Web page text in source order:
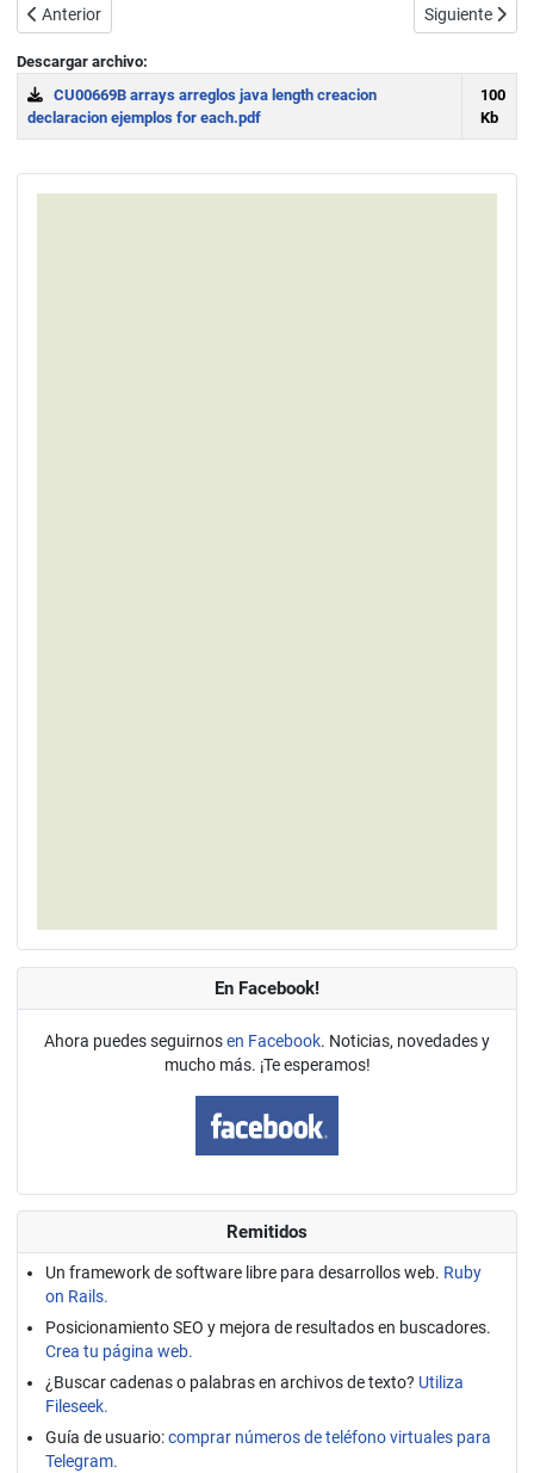
Artículo anterior: Objetos null en Java. Error
Anterior Artículo
Siguiente
Descargar archivo:
CU00669B arrays arreglos java length creacion
declaracion ejemplos for each.pdf
100
Kb
En Facebook!
Ahora puedes seguirnosen Facebook. Noticias, novedades y
mucho más. ¡Te esperamos!
Remitidos
Un framework de software libre para desarrollos web. Ruby
on Rails.
Posicionamiento SEO y mejora de resultados en buscadores.
Crea tu página web.
¿Buscar cadenas o palabras en archivos de texto? Utiliza
Fileseek.
Guía de usuario:comprar números de teléfono virtuales para
Telegram.